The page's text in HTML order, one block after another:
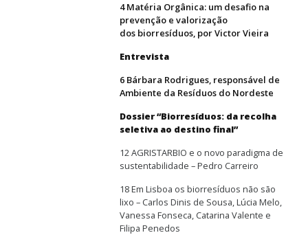
4 Matéria Orgânica: um desafio na
prevenção e valorização
dos biorresíduos, por Victor Vieira
Entrevista
6 Bárbara Rodrigues, responsável de
Ambiente da Resíduos do Nordeste
Dossier “Biorresíduos: da recolha
seletiva ao destino final”
12 AGRISTARBIO e o novo paradigma de
sustentabilidade – Pedro Carreiro
18 Em Lisboa os biorresíduos não são
lixo – Carlos Dinis de Sousa, Lúcia Melo,
Vanessa Fonseca, Catarina Valente e
Filipa Penedos